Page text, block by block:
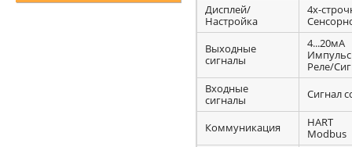
Дисплей/
Настройка
4х-
Выходные
сигналы
4...20мА
Реле/
Входные
сигналы
Сигнал
Коммуникация
HART
Modbus